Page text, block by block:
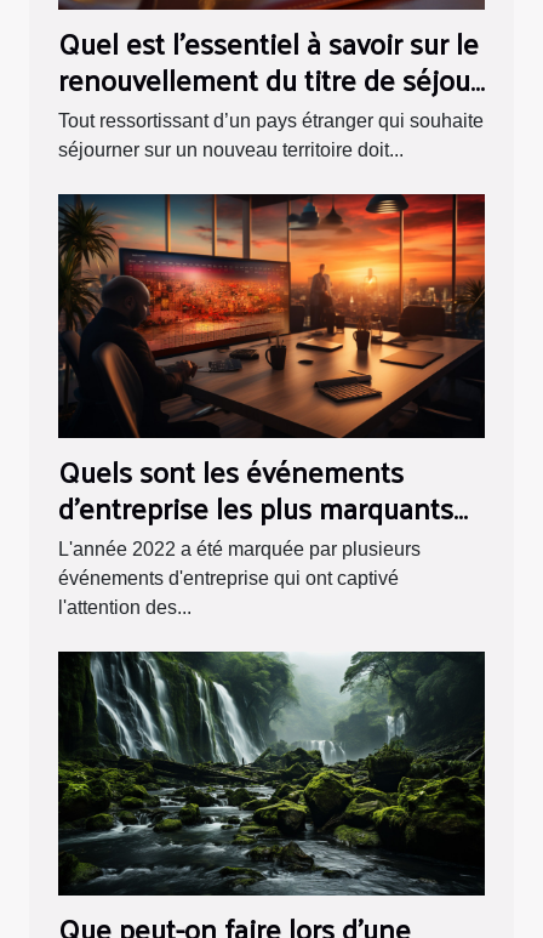
Quel est l’essentiel à savoir sur le
renouvellement du titre de séjour
?
Tout ressortissant d’un pays étranger qui souhaite
séjourner sur un nouveau territoire doit...
Quels sont les événements
d'entreprise les plus marquants
de 2022 ?
L'année 2022 a été marquée par plusieurs
événements d'entreprise qui ont captivé
l'attention des...